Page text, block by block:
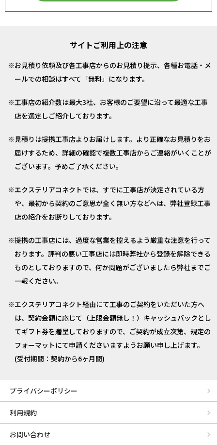
サイトご利用上の注意
お見積り依頼及び各工事店からのお見積り提示、各種お電話・メ
ールでの相談はすべて「無料」になります。
工事店の紹介数は最大3社、お客様のご要望に沿って最適な工事
店を選定しご紹介しております。
見積りは提携工事店よりお届けします。より正確なお見積りをお
届けするため、詳細の確認で複数工事店からご連絡がいくことが
ございます。予めご了承ください。
エクステリアコネクトでは、すでに工事店が決定されている方
や、最初から契約のご意思が全く無い方などへは、弊社登録工事
店の紹介をお断りしております。
提携の工事店には、過度な営業を控えるよう厳重な注意を行って
おります。評判の悪い工事店には即時弊社から登録を解除できる
ものとしておりますので、何か問題がございましたら弊社までご
一報ください。
エクステリアコネクト経由にて工事のご契約をいただいた方へ
は、契約金額に応じて（上限金額無し！）キャッシュバックとし
てギフト券を贈呈しておりますので、ご契約が成立次第、規定の
フォーマットにて申請くださいますようお願い申し上げます。
(受付期間：契約から6ヶ月間)
プライバシーポリシー
利用規約
お問い合わせ